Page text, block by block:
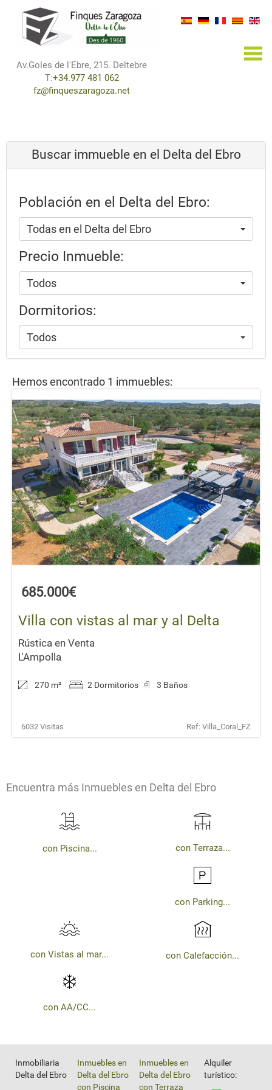
Av.Goles de l'Ebre, 215. Deltebre
T:+34.977 481 062
fz@finqueszaragoza.net
×
Buscar immueble en el Delta del Ebro
Población en el Delta del Ebro:
Todas en el Delta del Ebro
Precio Inmueble:
Todos
Dormitorios:
Todos
Hemos encontrado 1 immuebles:
685.000€
Villa con vistas al mar y al Delta
Rústica en Venta
L'Ampolla
270 m² 2 Dormitorios 3 Baños
6032 Visitas Ref: Villa_Coral_FZ
Encuentra más Inmuebles en Delta del Ebro
con Piscina... con Terraza...
con Parking...
con Vistas al mar... con Calefacción...
con AA/CC...
Inmobiliaria
Delta del Ebro
Inmuebles en
Delta del Ebro
con Piscina
Inmuebles en
Delta del Ebro
con Terraza
Alquiler
turístico: